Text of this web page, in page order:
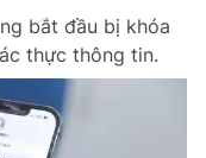
bắt đầu bị khóa
thực thông tin.